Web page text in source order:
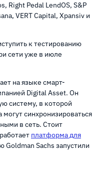
Right Pedal LendOS, S&P
VERT Capital, Xpansiv и
к тестированию
сети уже в июле
на языке смарт-
Digital Asset. Он
систему, в которой
синхронизироваться
в сеть. Стоит
платформа для
Goldman Sachs запустили